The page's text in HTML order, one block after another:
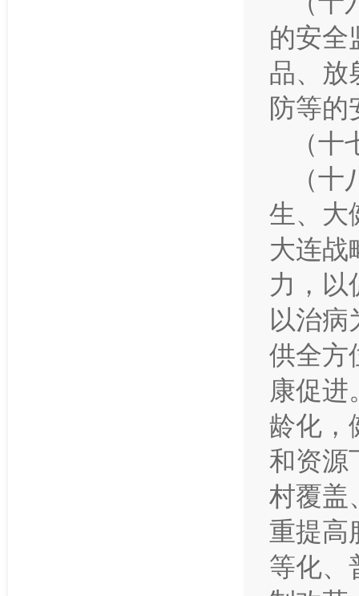
的安全
品、放
防等的
（
（
生、大
大连战
力，
以治
供全方
康促
龄化，
和资源
村覆盖
重提高
等化、